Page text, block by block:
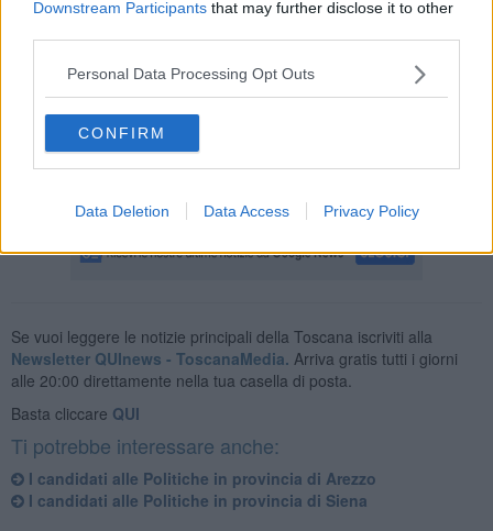
Downstream Participants that may further disclose it to other
Personal Data Processing Opt Outs
CONFIRM
Data Deletion Data Access Privacy Policy
- per il rinnovo della tessera elettorale;
- per il ritiro da parte di coloro che non l’avessero ancora ritirata e
giacente in ufficio;
- per il rilascio del duplicato a coloro che l'avessero smarrita;
Se vuoi leggere le notizie principali della Toscana iscriviti alla
Newsletter QUInews - ToscanaMedia. Arriva gratis tutti i giorni
alle 20:00 direttamente nella tua casella di posta.
Basta cliccare QUI
Ti potrebbe interessare anche:
I candidati alle Politiche in provincia di Arezzo
I candidati alle Politiche in provincia di Siena